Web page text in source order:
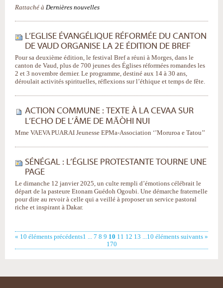
Rattaché à Dernières nouvelles
L’EGLISE ÉVANGÉLIQUE RÉFORMÉE DU CANTON
DE VAUD ORGANISE LA 2E ÉDITION DE BREF
Pour sa deuxième édition, le festival Bref a réuni à Morges, dans le
canton de Vaud, plus de 700 jeunes des Églises réformées romandes les
2 et 3 novembre dernier. Le programme, destiné aux 14 à 30 ans,
déroulait activités spirituelles, réflexions sur l’éthique et temps de fête.
ACTION COMMUNE : TEXTE À LA CEVAA SUR
L’ECHO DE L’ÂME DE MĀÒHI NUI
Mme VAEVA PUARAI Jeunesse EPMa-Association ‘’Moruroa e Tatou’’
SÉNÉGAL : L’ÉGLISE PROTESTANTE TOURNE UNE
PAGE
Le dimanche 12 janvier 2025, un culte rempli d’émotions célébrait le
départ de la pasteure Etonam Guédoh Ogoubi. Une démarche fraternelle
pour dire au revoir à celle qui a veillé à proposer un service pastoral
riche et inspirant à Dakar.
« 10 éléments précédents 10 éléments suivants »
1 ... 7 8 9 10 11 12 13 ...
170